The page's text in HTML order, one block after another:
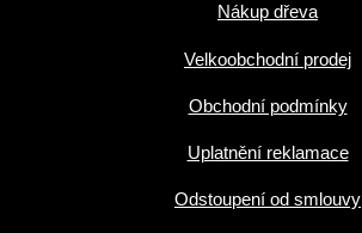
Nákup dřeva
Velkoobchodní prodej
Obchodní podmínky
Uplatnění reklamace
Odstoupení od smlouvy